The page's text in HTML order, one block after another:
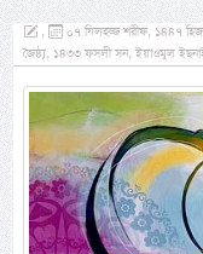
,
০৭ যিলহজ্জ শরীফ, ১৪৪৭
জৈষ্ঠ্য, ১৪৩৩ ফসলী সন, ইয়াওমুল